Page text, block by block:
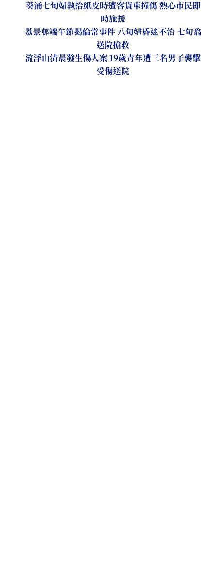
葵涌七旬婦執拾紙皮時遭客貨車撞傷 熱心市民即
時施援
荔景邨端午節揭倫常事件 八旬婦昏迷不治 七旬翁
送院搶救
流浮山清晨發生傷人案 19歲青年遭三名男子襲擊
受傷送院